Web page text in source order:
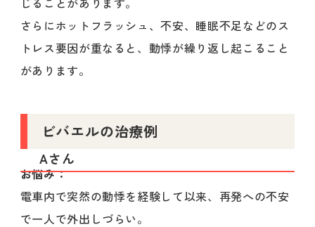
さらにホットフラッシュ、不安、睡眠不足などのス
トレス要因が重なると、動悸が繰り返し起こること
があります。
ビバエルの治療例
Aさん
お悩み：
電車内で突然の動悸を経験して以来、再発への不安
で一人で外出しづらい。